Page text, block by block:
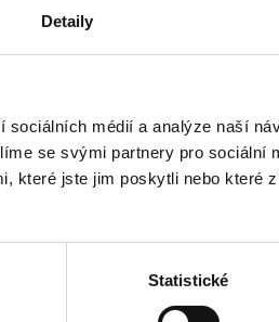
Detaily
médií a analýze naší
se svými partnery pro sociální
které jste jim poskytli nebo které
Statistické